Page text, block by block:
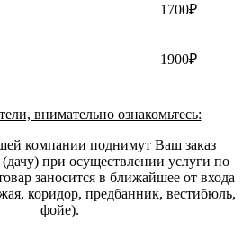
1700₽
1900₽
внимательно ознакомьтесь:
компании поднимут Ваш заказ
при осуществлении услуги по
заносится в ближайшее от входа
коридор, предбанник, вестибюль,
фойе).